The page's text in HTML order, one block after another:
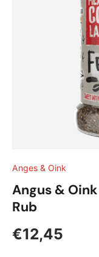
Anges & Oink
Angus &
Rub
Reguliere
€12,45